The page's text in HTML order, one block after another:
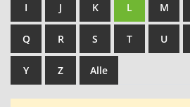
I J K L M
Q R S T U
Y Z Alle